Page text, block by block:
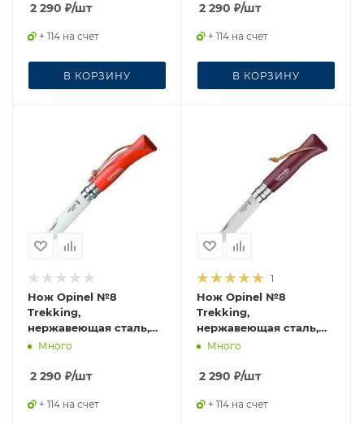
2 290 ₽/шт
+ 114 на счет
В КОРЗИНУ
2 290 ₽/шт
+ 114 на счет
В КОРЗИНУ
Нож Opinel №8
Trekking,
нержавеющая сталь,
кожаный темляк,
Много
2 290 ₽/шт
+ 114 на счет
1
Нож Opinel №8
Trekking,
нержавеющая сталь,
бордовый, 002213
Много
2 290 ₽/шт
+ 114 на счет